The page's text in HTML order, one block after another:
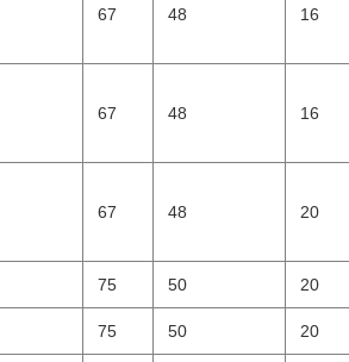
67 48 16
67 48 16
67 48 20
75 50 20
75 50 20